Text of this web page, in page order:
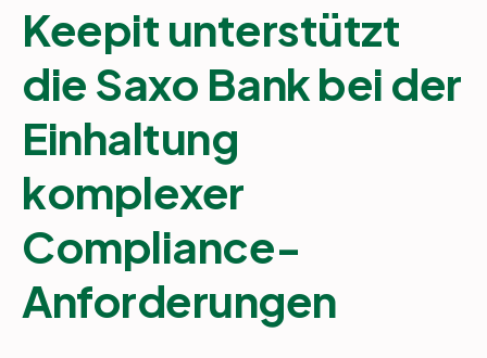
Preise
Resourcen
Partner
Einloggen Unterstützung DE
Keepit unterstützt
die Saxo Bank bei der
Einhaltung
komplexer
Compliance-
Anforderungen